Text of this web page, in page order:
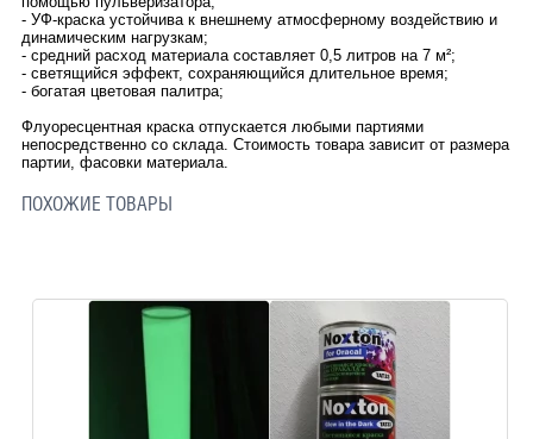
- УФ-краска устойчива к внешнему атмосферному воздействию и
динамическим нагрузкам;
- средний расход материала составляет 0,5 литров на 7 м²;
- светящийся эффект, сохраняющийся длительное время;
- богатая цветовая палитра;
Флуоресцентная краска отпускается любыми партиями
непосредственно со склада. Стоимость товара зависит от размера
партии, фасовки материала.
ПОХОЖИЕ ТОВАРЫ